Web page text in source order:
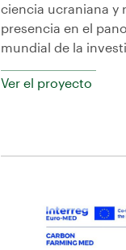
ciencia ucraniana y
presencia en el
mundial de la
Ver el proyecto